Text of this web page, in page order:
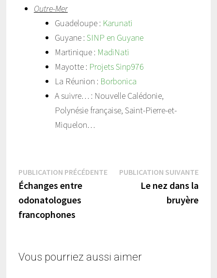
Outre-Mer
Guadeloupe : Karunati
Guyane : SINP en Guyane
Martinique : MadiNati
Mayotte : Projets Sinp976
La Réunion : Borbonica
A suivre… : Nouvelle Calédonie,
Polynésie française, Saint-Pierre-et-
Miquelon…
Navigation
de
l’article
PUBLICATION PRÉCÉDENTEPublication
précédente :
Échanges entre
odonatologues
francophones
PUBLICATION SUIVANTE
Le nez dans la
bruyère
Vous pourriez aussi aimer